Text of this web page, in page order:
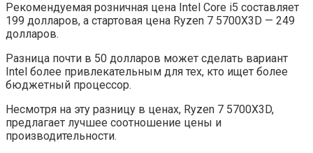
Рекомендуемая розничная цена Intel Core i5 составляет
199 долларов, а стартовая цена Ryzen 7 5700X3D — 249
долларов.
Разница почти в 50 долларов может сделать вариант
Intel более привлекательным для тех, кто ищет более
бюджетный процессор.
Несмотря на эту разницу в ценах, Ryzen 7 5700X3D,
предлагает лучшее соотношение цены и
производительности.